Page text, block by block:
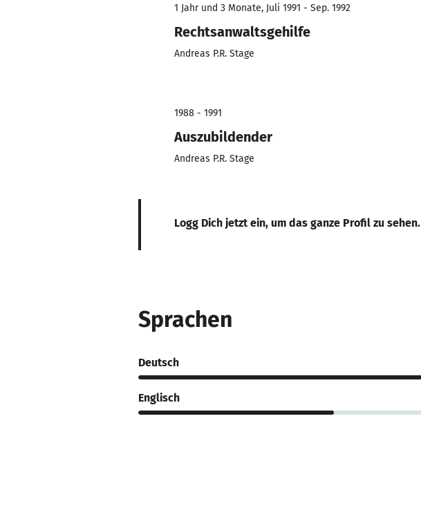
1 Jahr und 3 Monate, Juli 1991 - Sep. 1992
Rechtsanwaltsgehilfe
Andreas P.R. Stage
1988 - 1991
Auszubildender
Andreas P.R. Stage
Logg Dich jetzt ein, um das ganze Profil zu sehen.
Sprachen
Deutsch
Englisch